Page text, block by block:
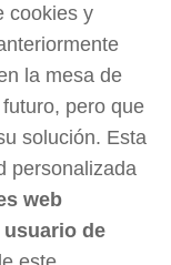
cookies y
la mesa de
pero que
solución. Esta
personalizada
web
de